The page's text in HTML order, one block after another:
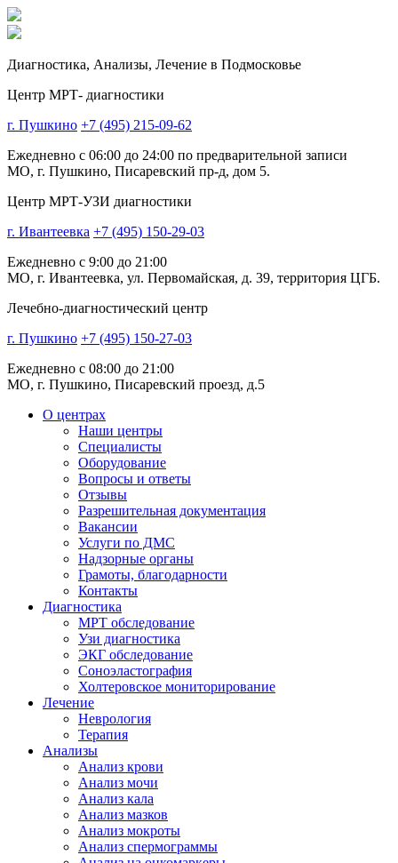
Диагностика, Анализы, Лечение в Подмосковье
Центр МРТ- диагностики
г. Пушкино +7 (495) 215-09-62
Ежедневно с 06:00 до 24:00 по предварительной записи
МО, г. Пушкино, Писаревский пр-д, дом 5.
Центр МРТ-УЗИ диагностики
г. Ивантеевка +7 (495) 150-29-03
Ежедневно с 9:00 до 21:00
МО, г. Ивантеевка, ул. Первомайская, д. 39, территория ЦГБ.
Лечебно-диагностический центр
г. Пушкино +7 (495) 150-27-03
Ежедневно с 08:00 до 21:00
МО, г. Пушкино, Писаревский проезд, д.5
О центрах
Наши центры
Специалисты
Оборудование
Вопросы и ответы
Отзывы
Разрешительная документация
Вакансии
Услуги по ДМС
Надзорные органы
Грамоты, благодарности
Контакты
Диагностика
МРТ обследование
Узи диагностика
ЭКГ обследование
Соноэластография
Холтеровское мониторирование
Лечение
Неврология
Терапия
Анализы
Анализ крови
Анализ мочи
Анализ кала
Анализ мазков
Анализ мокроты
Анализ спермограммы